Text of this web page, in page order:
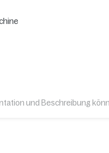
und Beschreibung